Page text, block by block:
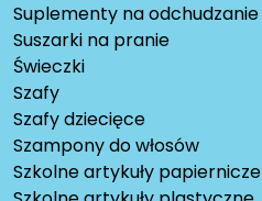
Suplementy na odchudzanie
Suszarki na pranie
Świeczki
Szafy
Szafy dziecięce
Szampony do włosów
Szkolne artykuły papiernicze